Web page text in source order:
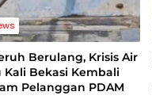
Berulang, Krisis Air
Kali Bekasi Kembali
Pelanggan PDAM